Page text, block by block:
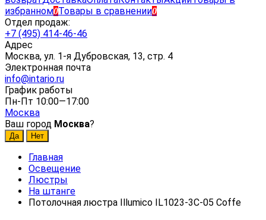
избранном0Товары в сравнении0
Отдел продаж:
+7 (495) 414-46-46
Адрес
Москва, ул. 1-я Дубровская, 13, стр. 4
Электронная почта
info@intario.ru
График работы
Пн-Пт 10:00—17:00
Москва
Ваш город Москва?
Главная
Освещение
Люстры
На штанге
Потолочная люстра Illumico IL1023-3C-05 Coffe